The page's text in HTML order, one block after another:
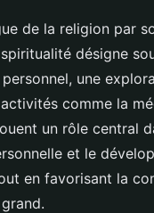
de la religion par
désigne
une
comme la
un rôle central
et le
en favorisant la